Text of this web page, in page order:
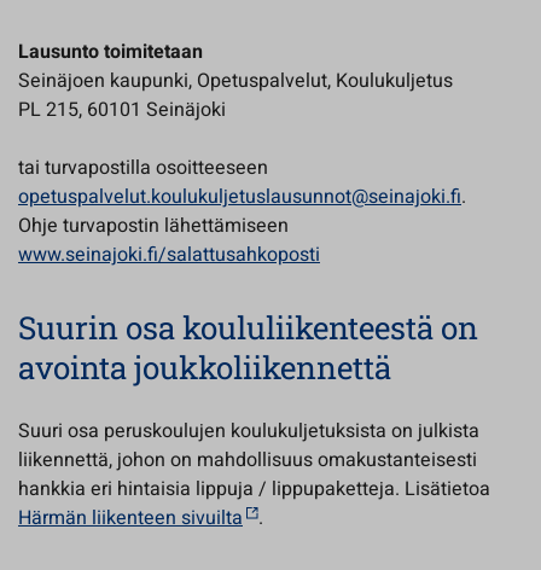
Lausunto toimitetaan
Seinäjoen kaupunki, Opetuspalvelut, Koulukuljetus
PL 215, 60101 Seinäjoki
tai turvapostilla osoitteeseen
opetuspalvelut.koulukuljetuslausunnot@seinajoki.fi.
Ohje turvapostin lähettämiseen
www.seinajoki.fi/salattusahkoposti
Suurin osa koululiikenteestä on
avointa joukkoliikennettä
Suuri osa peruskoulujen koulukuljetuksista on julkista
liikennettä, johon on mahdollisuus omakustanteisesti
hankkia eri hintaisia lippuja / lippupaketteja. Lisätietoa
Härmän liikenteen sivuilta .